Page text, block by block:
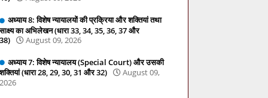
अध्याय 8: विशेष न्यायालयों की प्रक्रिया और शक्तियां तथा
साक्ष्य का अभिलेखन (धारा 33, 34, 35, 36, 37 और
38)
August 09, 2026
अध्याय 7: विशेष न्यायालय (Special Court) और उसकी
शक्तियां (धारा 28, 29, 30, 31 और 32)
August 09,
2026